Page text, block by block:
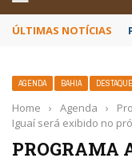
ÚLTIMAS NOTÍCIAS
AGENDA BAHIA
Home › Agenda ›
Iguaí será exibido no
PROGRAMA